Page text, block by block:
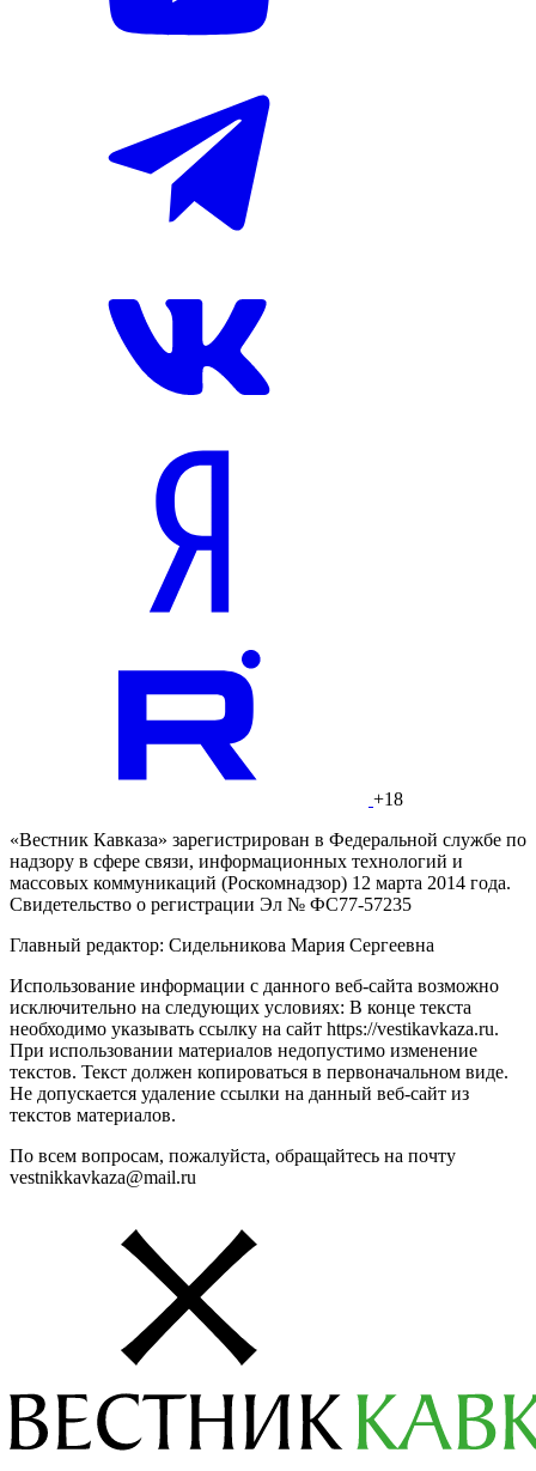
+18
«Вестник Кавказа» зарегистрирован в Федеральной службе по
надзору в сфере связи, информационных технологий и
массовых коммуникаций (Роскомнадзор) 12 марта 2014 года.
Свидетельство о регистрации Эл № ФС77-57235
Главный редактор: Сидельникова Мария Сергеевна
Использование информации с данного веб-сайта возможно
исключительно на следующих условиях: В конце текста
необходимо указывать ссылку на сайт https://vestikavkaza.ru.
При использовании материалов недопустимо изменение
текстов. Текст должен копироваться в первоначальном виде.
Не допускается удаление ссылки на данный веб-сайт из
текстов материалов.
По всем вопросам, пожалуйста, обращайтесь на почту
vestnikkavkaza@mail.ru